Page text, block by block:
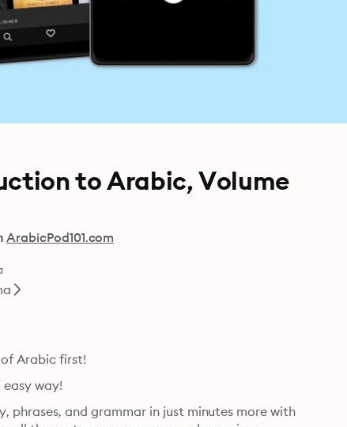
to Arabic, Volume
ArabicPod101.com
Arabic first!
way!
phrases, and grammar in just minutes more with